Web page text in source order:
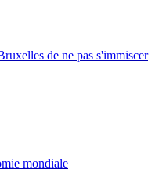
de ne pas s'immiscer
mondiale